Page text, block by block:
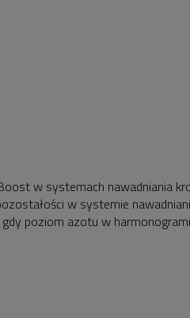
w systemach nawadniania
w systemie
poziom azotu w